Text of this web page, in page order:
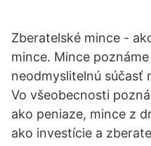
Zberatelské mince -
mince. Mince
neodmyslitelnú súčasť
Vo všeobecnosti
ako peniaze, mince z
ako investície a